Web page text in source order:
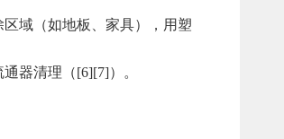
域（如地板、家具），用塑
器清理（[6][7]）。